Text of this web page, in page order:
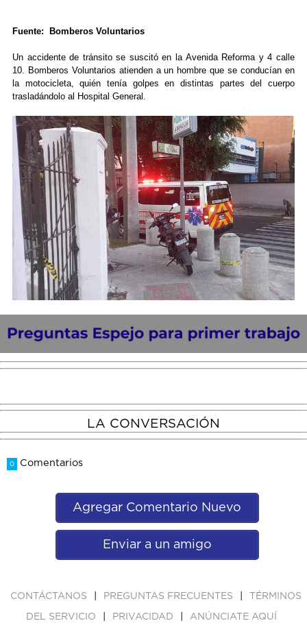
Fuente: Bomberos Voluntarios
Un accidente de tránsito se suscitó en la Avenida Reforma y 4 calle
10. Bomberos Voluntarios atienden a un hombre que se conducían en
la motocicleta, quién tenía golpes en distintas partes del cuerpo
trasladándolo al Hospital General.
LA CONVERSACIÓN
0 Comentarios
Agregar Comentario Nuevo
Enviar a un amigo
CONTÁCTANOS PREGUNTAS FRECUENTES TÉRMINOS
DEL SERVICIO PRIVACIDAD ANÚNCIATE AQUÍ